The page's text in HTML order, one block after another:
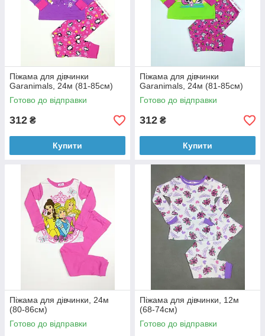
Піжама для дівчинки
Garanimals, 24м (81-85см)
Готово до відправки
312 ₴
Купити
Піжама для дівчинки
Garanimals, 24м (81-85см)
Готово до відправки
312 ₴
Купити
Піжама для дівчинки, 24м
(80-86см)
Готово до відправки
Піжама для дівчинки, 12м
(68-74см)
Готово до відправки